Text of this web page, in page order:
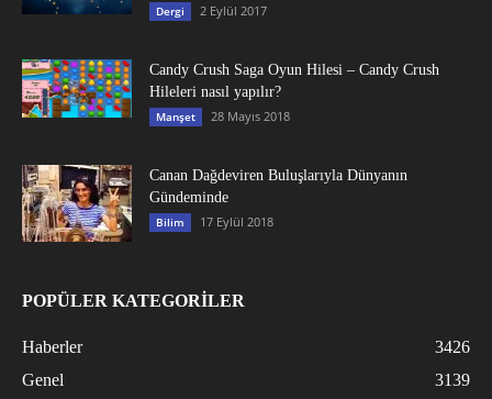
Dergi 2 Eylül 2017
Candy Crush Saga Oyun Hilesi – Candy Crush
Hileleri nasıl yapılır?
Manşet 28 Mayıs 2018
Canan Dağdeviren Buluşlarıyla Dünyanın
Gündeminde
Bilim 17 Eylül 2018
POPÜLER KATEGORİLER
Haberler
3426
Genel
3139